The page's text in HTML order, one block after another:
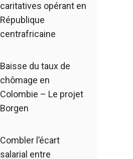
caritatives opérant en
République
centrafricaine
Baisse du taux de
chômage en
Colombie – Le projet
Borgen
Combler l’écart
salarial entre